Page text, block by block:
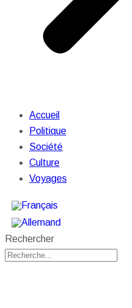
Accueil
Politique
Société
Culture
Voyages
Rechercher